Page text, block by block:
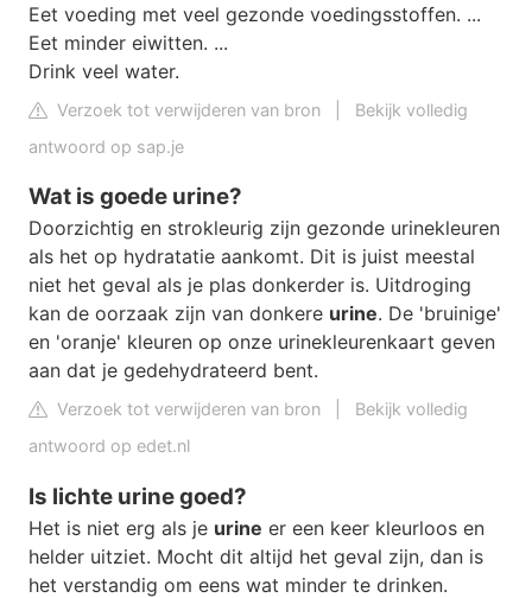
Eet voeding met veel gezonde voedingsstoffen. ...
Eet minder eiwitten. ...
Drink veel water.
Verzoek tot verwijderen van bron
Bekijk volledig
antwoord op sap.je
Wat is goede urine?
Doorzichtig en strokleurig zijn gezonde urinekleuren
als het op hydratatie aankomt. Dit is juist meestal
niet het geval als je plas donkerder is. Uitdroging
kan de oorzaak zijn van donkere urine. De 'bruinige'
en 'oranje' kleuren op onze urinekleurenkaart geven
aan dat je gedehydrateerd bent.
Verzoek tot verwijderen van bron
Bekijk volledig
antwoord op edet.nl
Is lichte urine goed?
Het is niet erg als je urine er een keer kleurloos en
helder uitziet. Mocht dit altijd het geval zijn, dan is
het verstandig om eens wat minder te drinken.